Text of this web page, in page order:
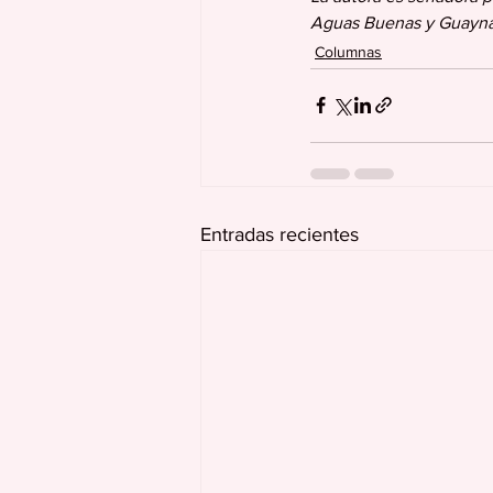
Aguas Buenas y
Columnas
Entradas recientes